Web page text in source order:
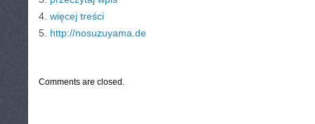
4. więcej treści
5. http://nosuzuyama.de
Comments are closed.